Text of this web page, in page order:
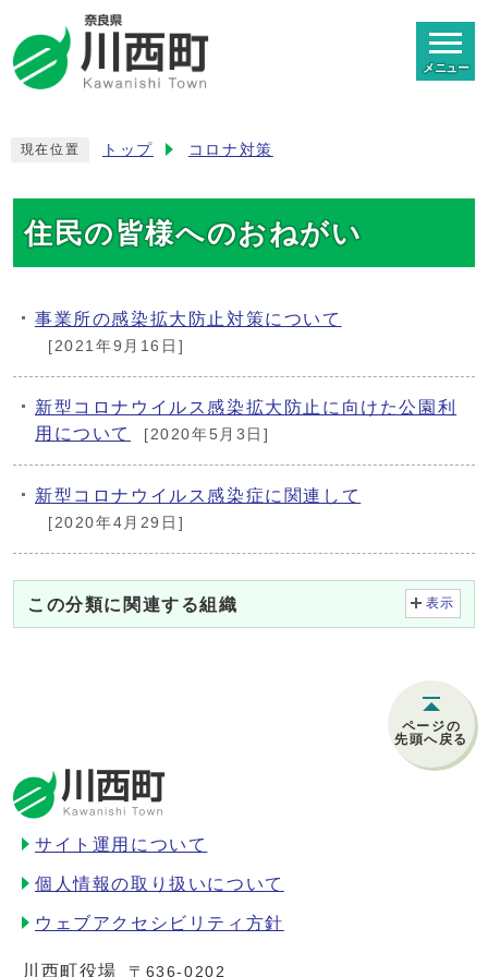
メニュー
現在位置 トップ コロナ対策
住民の皆様へのおねがい
事業所の感染拡大防止対策について
[2021年9月16日]
新型コロナウイルス感染拡大防止に向けた公園利
用について
[2020年5月3日]
新型コロナウイルス感染症に関連して
[2020年4月29日]
この分類に関連する組織 表示
ページの
先頭へ戻る
サイト運用について
個人情報の取り扱いについて
ウェブアクセシビリティ方針
川西町役場 〒636-0202